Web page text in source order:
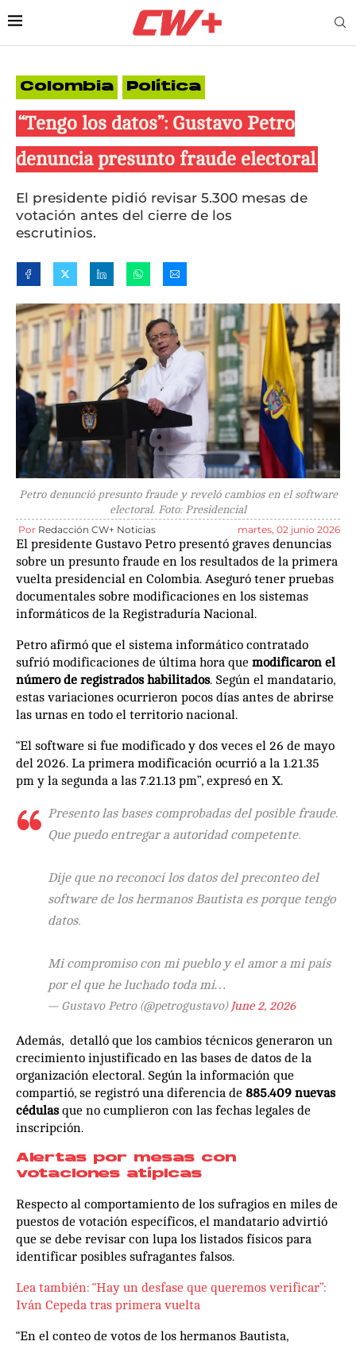
Colombia Política
“Tengo los datos”: Gustavo Petro
denuncia presunto fraude electoral
El presidente pidió revisar 5.300 mesas de
votación antes del cierre de los
escrutinios.
Petro denunció presunto fraude y reveló cambios en el software
electoral. Foto: Presidencial
Por Redacción CW+ Noticias martes, 02 junio 2026
El presidente Gustavo Petro presentó graves denuncias
sobre un presunto fraude en los resultados de la primera
vuelta presidencial en Colombia. Aseguró tener pruebas
documentales sobre modificaciones en los sistemas
informáticos de la Registraduría Nacional.
Petro afirmó que el sistema informático contratado
sufrió modificaciones de última hora que modificaron el
número de registrados habilitados. Según el mandatario,
estas variaciones ocurrieron pocos días antes de abrirse
las urnas en todo el territorio nacional.
“El software si fue modificado y dos veces el 26 de mayo
del 2026. La primera modificación ocurrió a la 1.21.35
pm y la segunda a las 7.21.13 pm”, expresó en X.
Presento las bases comprobadas del posible fraude.
Que puedo entregar a autoridad competente.
Dije que no reconocí los datos del preconteo del
software de los hermanos Bautista es porque tengo
datos.
Mi compromiso con mi pueblo y el amor a mi país
por el que he luchado toda mi…
— Gustavo Petro (@petrogustavo) June 2, 2026
Además, detalló que los cambios técnicos generaron un
crecimiento injustificado en las bases de datos de la
organización electoral. Según la información que
compartió, se registró una diferencia de 885.409 nuevas
cédulasque no cumplieron con las fechas legales de
inscripción.
Alertas por mesas con
votaciones atípicas
Respecto al comportamiento de los sufragios en miles de
puestos de votación específicos, el mandatario advirtió
que se debe revisar con lupa los listados físicos para
identificar posibles sufragantes falsos.
Lea también: “Hay un desfase que queremos verificar”:
Iván Cepeda tras primera vuelta
“En el conteo de votos de los hermanos Bautista,